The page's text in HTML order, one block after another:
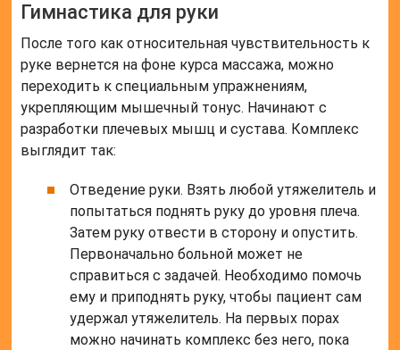
Гимнастика для руки
После того как относительная чувствительность к
руке вернется на фоне курса массажа, можно
переходить к специальным упражнениям,
укрепляющим мышечный тонус. Начинают с
разработки плечевых мышц и сустава. Комплекс
выглядит так:
Отведение руки. Взять любой утяжелитель и
попытаться поднять руку до уровня плеча.
Затем руку отвести в сторону и опустить.
Первоначально больной может не
справиться с задачей. Необходимо помочь
ему и приподнять руку, чтобы пациент сам
удержал утяжелитель. На первых порах
можно начинать комплекс без него, пока